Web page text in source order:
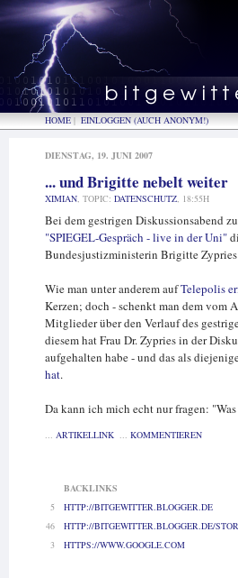
HOME|EINLOGGEN (AUCH ANONYM!)
DIENSTAG, 19. JUNI 2007
... und Brigitte nebelt weiter
XIMIAN, TOPIC: DATENSCHUTZ, 18:55H
Bei dem gestrigen Diskussionsabend
"SPIEGEL-Gespräch - live in der Uni"
Bundesjustizministerin Brigitte
Wie man unter anderem aufTelepolis
Kerzen; doch - schenkt man dem vom
Mitglieder über den Verlauf des
diesem hat Frau Dr. Zypries in der
aufgehalten habe - und das als
hat.
Da kann ich mich echt nur fragen:
... ARTIKELLINK ... KOMMENTIEREN
BACKLINKS
5
HTTP://BITGEWITTER.BLOGGER.DE
46
HTTP://BITGEWITTER.BLOGGER.DE/
3
HTTPS://WWW.GOOGLE.COM